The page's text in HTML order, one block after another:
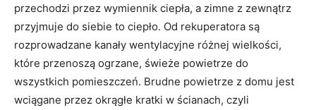
przechodzi przez wymiennik ciepła, a zimne z zewnątrz
przyjmuje do siebie to ciepło. Od rekuperatora są
rozprowadzane kanały wentylacyjne różnej wielkości,
które przenoszą ogrzane, świeże powietrze do
wszystkich pomieszczeń. Brudne powietrze z domu jest
wciągane przez okrągłe kratki w ścianach, czyli